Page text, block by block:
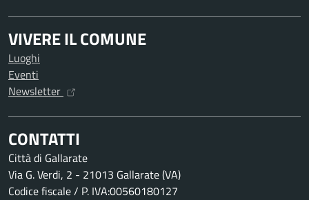
VIVERE IL COMUNE
Luoghi
Eventi
Newsletter
CONTATTI
Città di Gallarate
Via G. Verdi, 2 - 21013 Gallarate (VA)
Codice fiscale / P. IVA:00560180127